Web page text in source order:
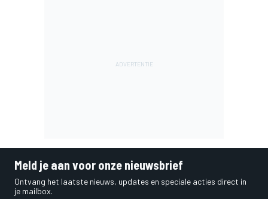
Meld je aan voor onze nieuwsbrief
Ontvang het laatste nieuws, updates en speciale acties direct in
je mailbox.